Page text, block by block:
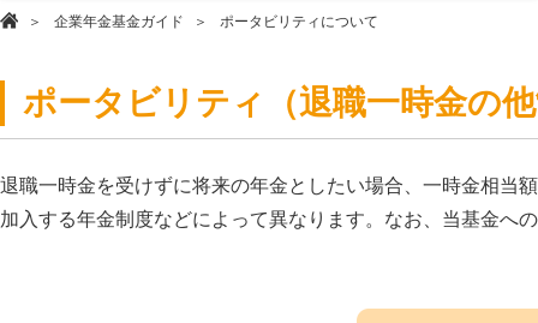
企業年金基金ガイド ポータビリティについて
ポータビリティ（退職一時金の
退職一時金を受けずに将来の年金としたい場合、一時金相当
加入する年金制度などによって異なります。なお、当基金へ